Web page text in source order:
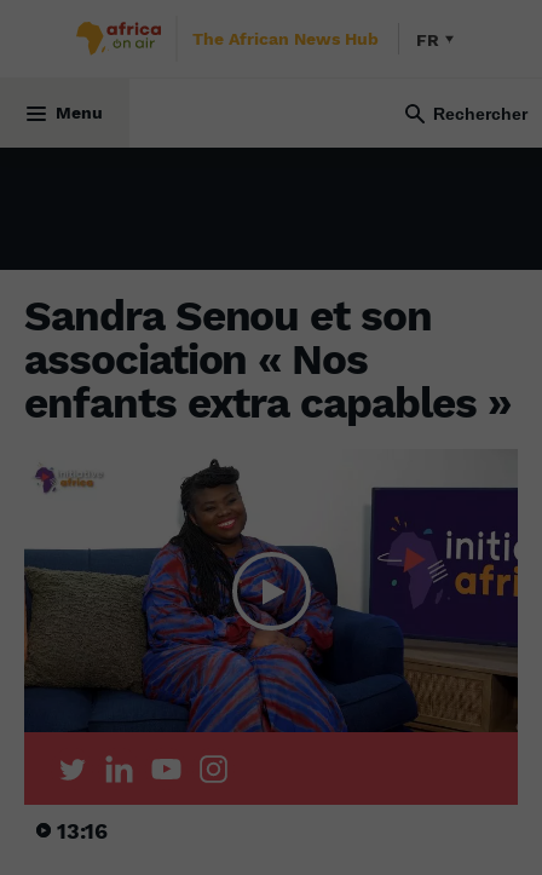
The African News Hub FR
Menu
Sandra Senou et son
association « Nos
enfants extra capables »
13:16